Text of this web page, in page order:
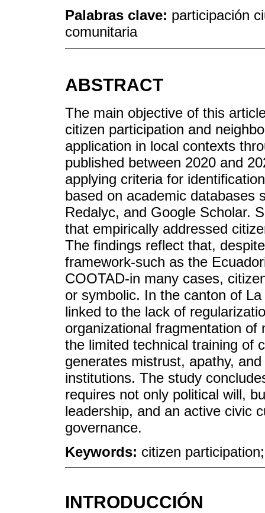
Palabras clave: participación
comunitaria
ABSTRACT
The main objective of this
citizen participation and
application in local contexts
published between 2020 and
applying criteria for
based on academic databases
Redalyc, and Google Scholar.
that empirically addressed
The findings reflect that,
framework-such as the
COOTAD-in many cases,
or symbolic. In the canton of
linked to the lack of
organizational fragmentation of
the limited technical training of
generates mistrust, apathy,
institutions. The study
requires not only political will,
leadership, and an active civic
governance.
Keywords: citizen
INTRODUCCIÓN